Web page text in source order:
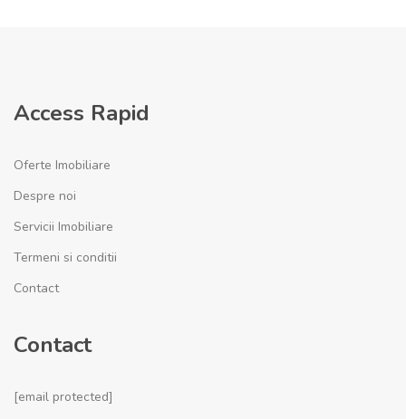
Access Rapid
Oferte Imobiliare
Despre noi
Servicii Imobiliare
Termeni si conditii
Contact
Contact
[email protected]